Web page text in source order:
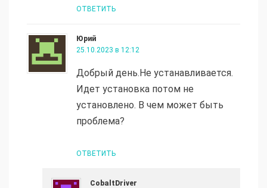
ОТВЕТИТЬ
Юрий
25.10.2023 в 12:12
Добрый день.Не устанавливается.
Идет установка потом не
установлено. В чем может быть
проблема?
ОТВЕТИТЬ
CobaltDriver